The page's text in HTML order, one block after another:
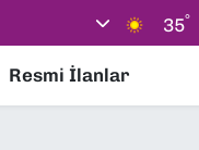
35°
Resmi İlanlar